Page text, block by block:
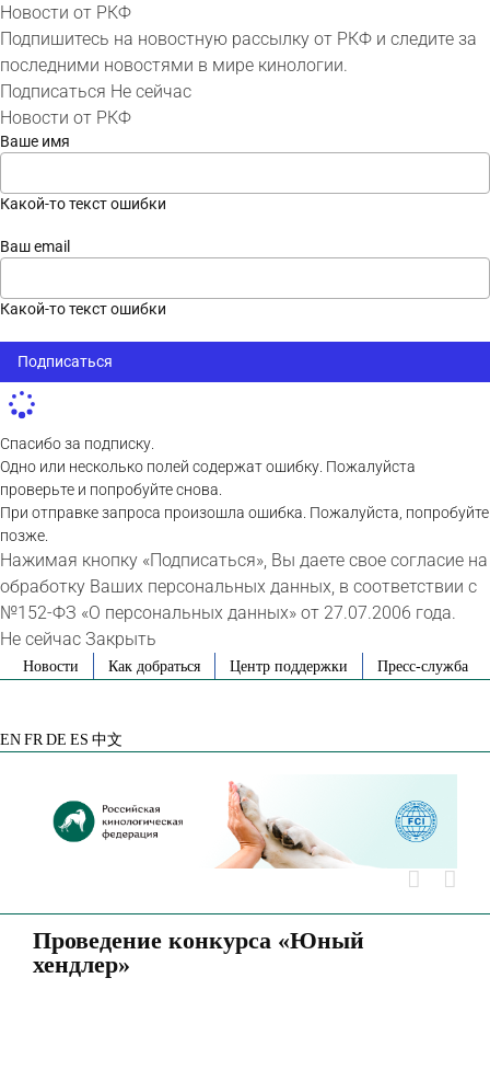
Новости от РКФ
Подпишитесь на новостную рассылку от РКФ и следите за
последними новостями в мире кинологии.
Подписаться Не сейчас
Новости от РКФ
Ваше имя
Какой-то текст ошибки
Ваш email
Какой-то текст ошибки
Подписаться
Спасибо за подписку.
Одно или несколько полей содержат ошибку. Пожалуйста
проверьте и попробуйте снова.
При отправке запроса произошла ошибка. Пожалуйста, попробуйте
позже.
Нажимая кнопку «Подписаться», Вы даете свое согласие на
обработку Ваших персональных данных, в соответствии с
№152-ФЗ «О персональных данных» от 27.07.2006 года.
Не сейчас Закрыть
SkipНовости Как добраться Центр поддержки Пресс-служба
EN FR DE ES 中文
Проведение конкурса «Юный
хендлер»